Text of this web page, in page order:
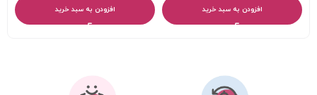
افزودن به سبد خرید افزودن به سبد خرید